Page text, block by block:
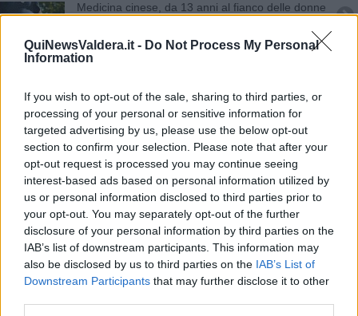
QuiNewsValdera.it - Do Not Process My Personal
Information
If you wish to opt-out of the sale, sharing to third parties, or
processing of your personal or sensitive information for
targeted advertising by us, please use the below opt-out
section to confirm your selection. Please note that after your
opt-out request is processed you may continue seeing
interest-based ads based on personal information utilized by
us or personal information disclosed to third parties prior to
your opt-out. You may separately opt-out of the further
disclosure of your personal information by third parties on the
IAB’s list of downstream participants. This information may
also be disclosed by us to third parties on the IAB’s List of
Downstream Participants that may further disclose it to other
Medicina cinese, da 13 anni al fianco delle donne
Meningococco, via alle vaccinazioni
"Da anni il Comune taglia l'erba a un privato"
​Attacchi di panico, al via i corsi per prevenirli
“Non è di nostra competenza”
Coraçào
Facciamo il punto su...gli attacchi di panico
Un corso per controllare gli attacchi di panico